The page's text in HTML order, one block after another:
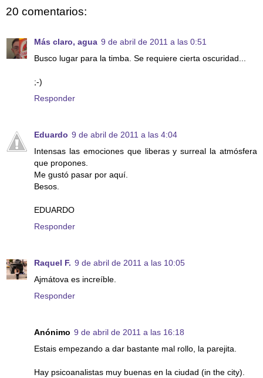
20 comentarios:
Más claro, agua 9 de abril de 2011 a las 0:51
Busco lugar para la timba. Se requiere cierta oscuridad...
;-)
Responder
Eduardo 9 de abril de 2011 a las 4:04
Intensas las emociones que liberas y surreal la atmósfera
que propones.
Me gustó pasar por aquí.
Besos.
EDUARDO
Responder
Raquel F. 9 de abril de 2011 a las 10:05
Ajmátova es increíble.
Responder
Anónimo 9 de abril de 2011 a las 16:18
Estais empezando a dar bastante mal rollo, la parejita.
Hay psicoanalistas muy buenas en la ciudad (in the city).